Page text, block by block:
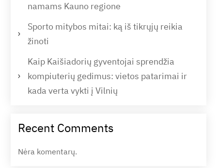
namams Kauno regione
Sporto mitybos mitai: ką iš tikrųjų reikia
žinoti
Kaip Kaišiadorių gyventojai sprendžia
kompiuterių gedimus: vietos patarimai ir
kada verta vykti į Vilnių
Recent Comments
Nėra komentarų.